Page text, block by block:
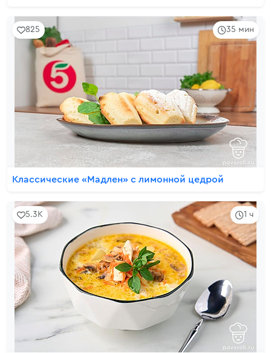
35 мин
825
Классические «Мадлен» с лимонной цедрой
1 ч
5.3K